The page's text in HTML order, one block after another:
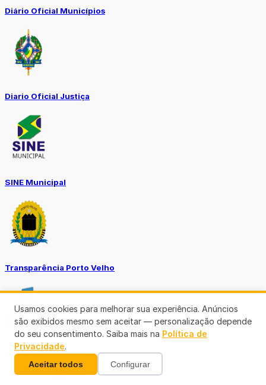
Diário Oficial Municípios
Diario Oficial Justiça
SINE Municipal
Transparência Porto Velho
SEMUSA
(69)3901-3176
Usamos cookies para melhorar sua experiência. Anúncios
são exibidos mesmo sem aceitar — personalização depende
do seu consentimento. Saiba mais na Política de
Privacidade.
Aceitar todos Configurar